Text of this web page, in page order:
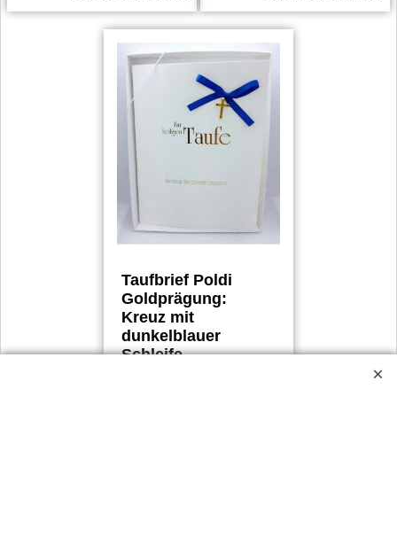
Taufbrief Poldi
Goldprägung:
Kreuz mit
dunkelblauer
Schleife